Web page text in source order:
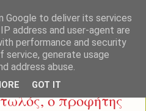
ο προφήτης
Google to deliver its services
address and user-agent are
performance and security
generate usage
address abuse.
GOT IT